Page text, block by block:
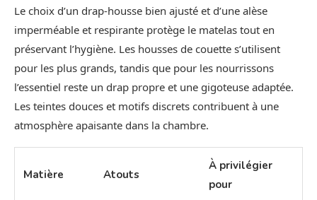
Le choix d’un drap-housse bien ajusté et d’une alèse
imperméable et respirante protège le matelas tout en
préservant l’hygiène. Les housses de couette s’utilisent
pour les plus grands, tandis que pour les nourrissons
l’essentiel reste un drap propre et une gigoteuse adaptée.
Les teintes douces et motifs discrets contribuent à une
atmosphère apaisante dans la chambre.
Matière Atouts
À privilégier
pour